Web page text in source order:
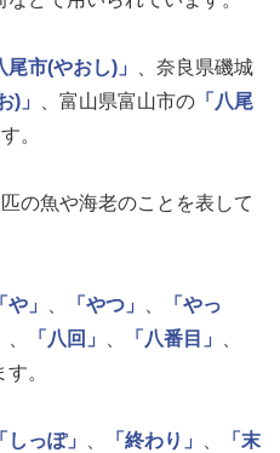
尾市(やおし)」
、奈良県磯城
)」 、富山県富山市の 「八尾
。
の魚や海老のことを表して
「や」 、 「やつ」 、
「やっ
、 「八回」 、 「八番目」
、
。
「しっぽ」 、 「終わり」 、
「末